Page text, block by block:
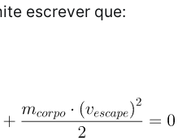
escrever que: